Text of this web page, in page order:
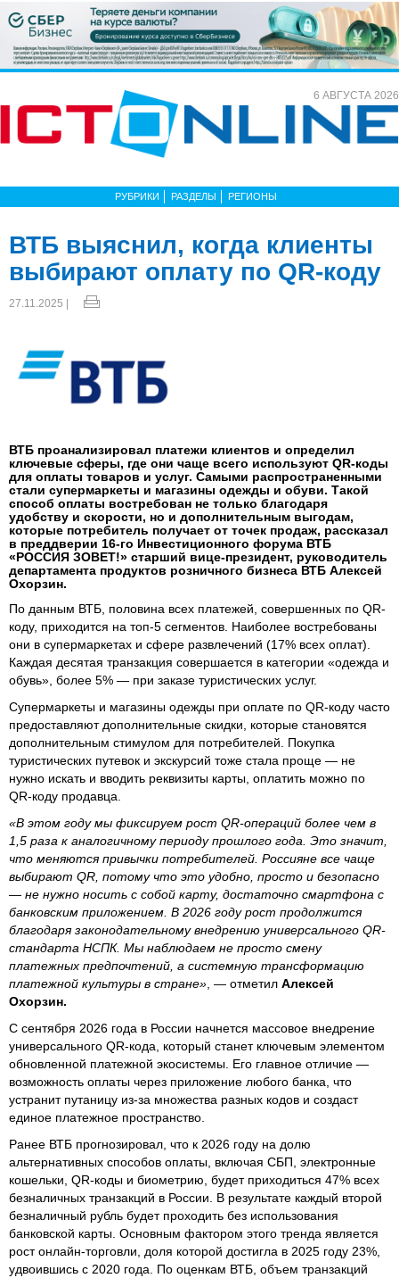
6 АВГУСТА 2026
РУБРИКИ РАЗДЕЛЫ РЕГИОНЫ
ВТБ выяснил, когда клиенты
выбирают оплату по QR-коду
27.11.2025 |
ВТБ проанализировал платежи клиентов и определил
ключевые сферы, где они чаще всего используют QR-коды
для оплаты товаров и услуг. Самыми распространенными
стали супермаркеты и магазины одежды и обуви. Такой
способ оплаты востребован не только благодаря
удобству и скорости, но и дополнительным выгодам,
которые потребитель получает от точек продаж, рассказал
в преддверии 16-го Инвестиционного форума ВТБ
«РОССИЯ ЗОВЕТ!» старший вице-президент, руководитель
департамента продуктов розничного бизнеса ВТБ Алексей
Охорзин.
По данным ВТБ, половина всех платежей, совершенных по QR-
коду, приходится на топ-5 сегментов. Наиболее востребованы
они в супермаркетах и сфере развлечений (17% всех оплат).
Каждая десятая транзакция совершается в категории «одежда и
обувь», более 5% — при заказе туристических услуг.
Супермаркеты и магазины одежды при оплате по QR-коду часто
предоставляют дополнительные скидки, которые становятся
дополнительным стимулом для потребителей. Покупка
туристических путевок и экскурсий тоже стала проще — не
нужно искать и вводить реквизиты карты, оплатить можно по
QR-коду продавца.
«В этом году мы фиксируем рост QR-операций более чем в
1,5 раза к аналогичному периоду прошлого года. Это значит,
что меняются привычки потребителей. Россияне все чаще
выбирают QR, потому что это удобно, просто и безопасно
— не нужно носить с собой карту, достаточно смартфона с
банковским приложением. В 2026 году рост продолжится
благодаря законодательному внедрению универсального QR-
стандарта НСПК. Мы наблюдаем не просто смену
платежных предпочтений, а системную трансформацию
платежной культуры в стране» , — отметил Алексей
Охорзин.
С сентября 2026 года в России начнется массовое внедрение
универсального QR-кода, который станет ключевым элементом
обновленной платежной экосистемы. Его главное отличие —
возможность оплаты через приложение любого банка, что
устранит путаницу из-за множества разных кодов и создаст
единое платежное пространство.
Ранее ВТБ прогнозировал, что к 2026 году на долю
альтернативных способов оплаты, включая СБП, электронные
кошельки, QR-коды и биометрию, будет приходиться 47% всех
безналичных транзакций в России. В результате каждый второй
безналичный рубль будет проходить без использования
банковской карты. Основным фактором этого тренда является
рост онлайн-торговли, доля которой достигла в 2025 году 23%,
удвоившись с 2020 года. По оценкам ВТБ, объем транзакций